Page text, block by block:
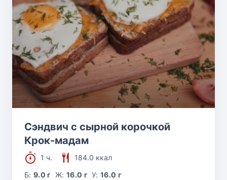
Сэндвич с сырной корочкой
Крок-мадам
1 ч.
184.0 ккал
Б:9.0 г Ж: 16.0 г У:16.0 г